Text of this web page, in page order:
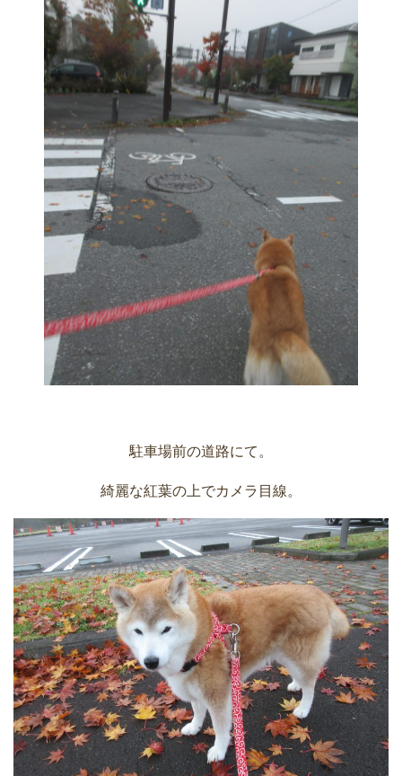
駐車場前の道路にて。
綺麗な紅葉の上でカメラ目線。